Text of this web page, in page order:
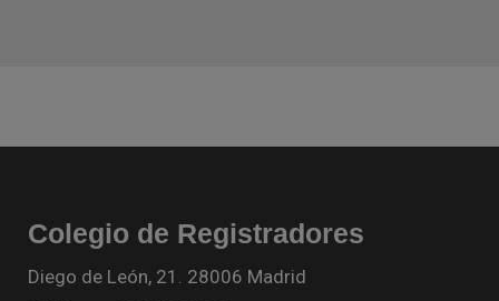
Colegio de Registradores
Diego de León, 21. 28006 Madrid